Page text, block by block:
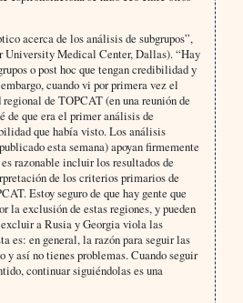
acerca de los análisis de subgrupos”,
Medical Center, Dallas). “Hay
o post hoc que tengan credibilidad y
cuando vi por primera vez el
de TOPCAT (en una reunión de
de que era el primer análisis de
que había visto. Los análisis
esta semana) apoyan firmemente
razonable incluir los resultados de
de los criterios primarios de
Estoy seguro de que hay gente que
la exclusión de estas regiones, y pueden
a Rusia y Georgia viola las
es: en general, la razón para seguir las
y así no tienes problemas. Cuando seguir
continuar siguiéndolas es una